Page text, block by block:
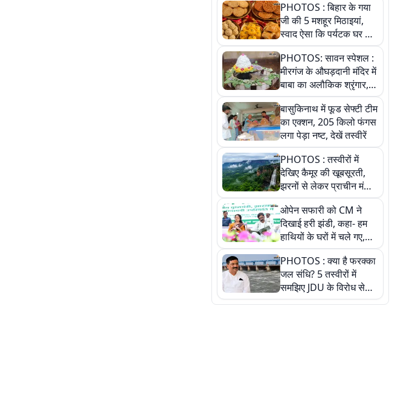
PHOTOS : बिहार के गया
जी की 5 मशहूर मिठाइयां,
स्वाद ऐसा कि पर्यटक घर ले
जाना नहीं भूलते, तस्वीरों में
देखें
PHOTOS: सावन स्पेशल :
मीरगंज के औघड़दानी मंदिर में
बाबा का अलौकिक श्रृंगार,
तस्वीरों में देखें महादेव के कई
मनमोहक स्वरूप
बासुकिनाथ में फूड सेफ्टी टीम
का एक्शन, 205 किलो फंगस
लगा पेड़ा नष्ट, देखें तस्वीरें
PHOTOS : तस्वीरों में
देखिए कैमूर की खूबसूरती,
झरनों से लेकर प्राचीन मंदिरों
तक प्रकृति और आस्था का
अद्भुत संगम
ओपेन सफारी को CM ने
दिखाई हरी झंडी, कहा- हम
हाथियों के घरों में चले गए,
देखें तस्वीरें
PHOTOS : क्या है फरक्का
जल संधि? 5 तस्वीरों में
समझिए JDU के विरोध से
लेकर बिहार पर असर तक